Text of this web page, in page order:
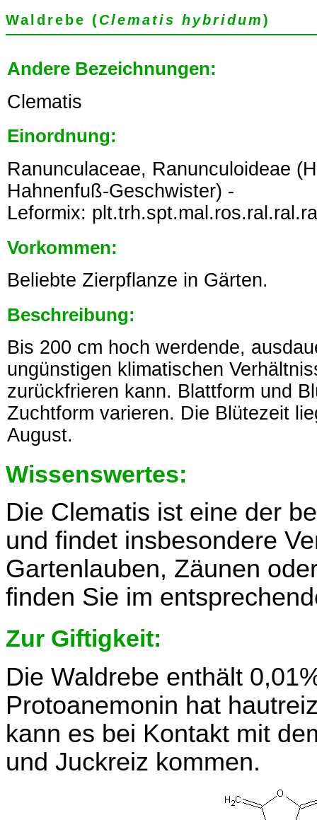
Waldrebe (Clematis hybridum)
Andere Bezeichnungen:
Clematis
Einordnung:
Ranunculaceae, Ranunculoideae
Hahnenfuß-Geschwister) -
Leformix:
Vorkommen:
Beliebte Zierpflanze in Gärten.
Beschreibung:
Bis 200 cm hoch werdende,
ungünstigen klimatischen
zurückfrieren kann. Blattform und
Zuchtform varieren. Die Blütezeit
August.
Wissenswertes:
Die Clematis ist eine der
und findet insbesondere
Gartenlauben, Zäunen
finden Sie im
Zur Giftigkeit:
Die Waldrebe enthält
Protoanemonin hat
kann es bei Kontakt mit
und Juckreiz kommen.